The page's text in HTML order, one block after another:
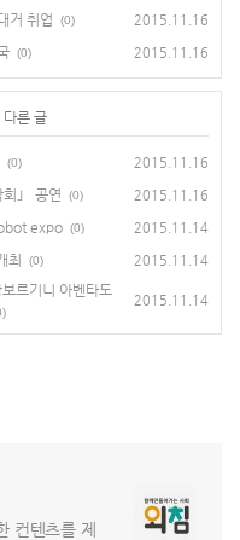
거 취업 (0) 2015.11.16
(0) 2015.11.16
른 글
(0) 2015.11.16
회」 공연 (0) 2015.11.16
expo (0) 2015.11.14
최 (0) 2015.11.14
르기니 아벤타도
2015.11.14
컨텐츠를 제